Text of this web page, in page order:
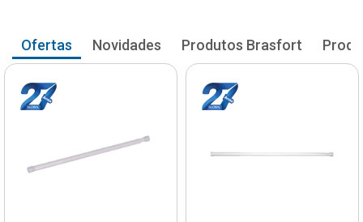
Ofertas Novidades Produtos Brasfort